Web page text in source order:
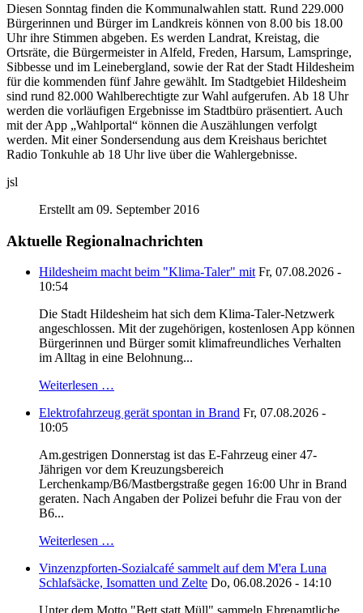
Diesen Sonntag finden die Kommunalwahlen statt. Rund 229.000
Bürgerinnen und Bürger im Landkreis können von 8.00 bis 18.00
Uhr ihre Stimmen abgeben. Es werden Landrat, Kreistag, die
Ortsräte, die Bürgermeister in Alfeld, Freden, Harsum, Lamspringe,
Sibbesse und im Leinebergland, sowie der Rat der Stadt Hildesheim
für die kommenden fünf Jahre gewählt. Im Stadtgebiet Hildesheim
sind rund 82.000 Wahlberechtigte zur Wahl aufgerufen. Ab 18 Uhr
werden die vorläufigen Ergebnisse im Stadtbüro präsentiert. Auch
mit der App „Wahlportal“ können die Auszählungen verfolgt
werden. Mit einer Sondersendung aus dem Kreishaus berichtet
Radio Tonkuhle ab 18 Uhr live über die Wahlergebnisse.
jsl
Erstellt am 09. September 2016
Aktuelle Regionalnachrichten
Hildesheim macht beim "Klima-Taler" mit Fr, 07.08.2026 -
10:54
Die Stadt Hildesheim hat sich dem Klima-Taler-Netzwerk
angeschlossen. Mit der zugehörigen, kostenlosen App können
Bürgerinnen und Bürger somit klimafreundliches Verhalten
im Alltag in eine Belohnung...
Weiterlesen …
Elektrofahrzeug gerät spontan in Brand Fr, 07.08.2026 -
10:05
Am.gestrigen Donnerstag ist das E-Fahrzeug einer 47-
Jährigen vor dem Kreuzungsbereich
Lerchenkamp/B6/Mastbergstraße gegen 16:00 Uhr in Brand
geraten. Nach Angaben der Polizei befuhr die Frau von der
B6...
Weiterlesen …
Vinzenzpforten-Sozialcafé sammelt auf dem M'era Luna
Schlafsäcke, Isomatten und Zelte Do, 06.08.2026 - 14:10